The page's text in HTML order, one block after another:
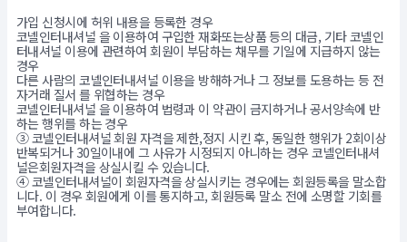
가입 신청시에 허위 내용을 등록한 경우
코넬인터내셔널 을 이용하여 구입한 재화또는상품 등의 대금, 기타 코넬인
터내셔널 이용에 관련하여 회원이 부담하는 채무를 기일에 지급하지 않는
경우
다른 사람의 코넬인터내셔널 이용을 방해하거나 그 정보를 도용하는 등 전
자거래 질서 를 위협하는 경우
코넬인터내셔널 을 이용하여 법령과 이 약관이 금지하거나 공서양속에 반
하는 행위를 하는 경우
③ 코넬인터내셔널 회원 자격을 제한,정지 시킨 후, 동일한 행위가 2회이상
반복되거나 30일이내에 그 사유가 시정되지 아니하는 경우 코넬인터내셔
널은회원자격을 상실시킬 수 있습니다.
④ 코넬인터내셔널이 회원자격을 상실시키는 경우에는 회원등록을 말소합
니다. 이 경우 회원에게 이를 통지하고, 회원등록 말소 전에 소명할 기회를
부여합니다.